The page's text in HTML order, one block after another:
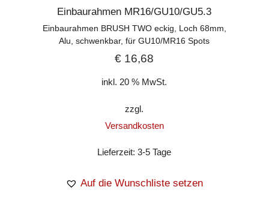
Einbaurahmen MR16/GU10/GU5.3
Einbaurahmen BRUSH TWO eckig, Loch 68mm,
Alu, schwenkbar, für GU10/MR16 Spots
€ 16,68
inkl. 20 % MwSt.
zzgl.
Versandkosten
Lieferzeit:3-5 Tage
Auf die Wunschliste setzen